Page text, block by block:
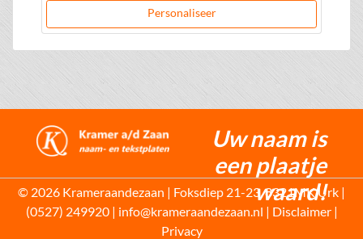
Personaliseer
Uw naam is
een plaatje
waard!
© 2026 Krameraandezaan | Foksdiep 21-23, 8321MK Urk |
(0527) 249920 | info@krameraandezaan.nl | Disclaimer|
Privacy